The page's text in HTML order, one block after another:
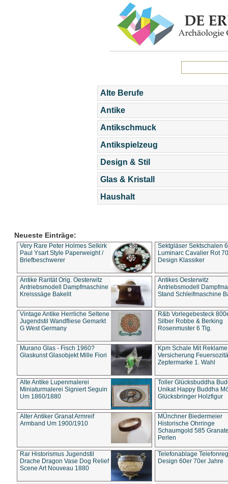
Alte Berufe
Antike
Antikschmuck
Antikspielzeug
Design & Stil
Glas & Kristall
Haushalt
Neueste Einträge:
Very Rare Peter Holmes Selkirk
Paul Ysart Style Paperweight /
Briefbeschwerer
Sektgläser Sektschalen
Luminarc Cavalier Rot
Design Klassiker
Antike Rarität Orig. Oesterwitz
Antriebsmodell Dampfmaschine
Kreisssäge Bakelit
Antikes Oesterwitz
Antriebsmodell
Stand Schleifmaschine
Vintage Antike Herrliche Seltene
Jugendstil Wandfliese Gemarkt
G West Germany
R&b Vorlegebesteck
Silber Robbe & Berking
Rosenmuster 6 Tlg.
Murano Glas - Fisch 1960?
Glaskunst Glasobjekt Mille Fiori
Kpm Schale Mit Reklame
Versicherung
Zeptermarke 1. Wahl
Alte Antike Lupenmalerei
Miniaturmalerei Signiert Seguin
Um 1860/1880
Toller Glücksbuddha
Unikat Happy Buddha
Glücksbringer Holzfigur
Alter Antiker Granat Armreif
Armband Um 1900/1910
MÜnchner Biedermeier
Historische Ohrringe
Schaumgold 585
Perlen
Rar Historismus Jugendstil
Drache Dragon Vase Dog Relief
Scene Art Nouveau 1880
Telefonablage
Design 60er 70er Jahre